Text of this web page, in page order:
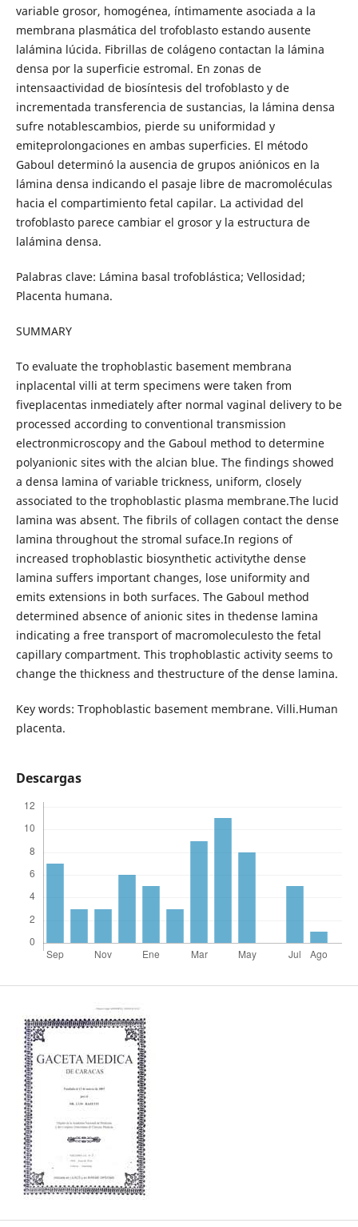
variable grosor, homogénea, íntimamente asociada a la
membrana plasmática del trofoblasto estando ausente
lalámina lúcida. Fibrillas de colágeno contactan la lámina
densa por la superficie estromal. En zonas de
intensaactividad de biosíntesis del trofoblasto y de
incrementada transferencia de sustancias, la lámina densa
sufre notablescambios, pierde su uniformidad y
emiteprolongaciones en ambas superficies. El método
Gaboul determinó la ausencia de grupos aniónicos en la
lámina densa indicando el pasaje libre de macromoléculas
hacia el compartimiento fetal capilar. La actividad del
trofoblasto parece cambiar el grosor y la estructura de
lalámina densa.
Palabras clave: Lámina basal trofoblástica; Vellosidad;
Placenta humana.
SUMMARY
To evaluate the trophoblastic basement membrana
inplacental villi at term specimens were taken from
fiveplacentas inmediately after normal vaginal delivery to be
processed according to conventional transmission
electronmicroscopy and the Gaboul method to determine
polyanionic sites with the alcian blue. The findings showed
a densa lamina of variable trickness, uniform, closely
associated to the trophoblastic plasma membrane.The lucid
lamina was absent. The fibrils of collagen contact the dense
lamina throughout the stromal suface.In regions of
increased trophoblastic biosynthetic activitythe dense
lamina suffers important changes, lose uniformity and
emits extensions in both surfaces. The Gaboul method
determined absence of anionic sites in thedense lamina
indicating a free transport of macromoleculesto the fetal
capillary compartment. This trophoblastic activity seems to
change the thickness and thestructure of the dense lamina.
Key words: Trophoblastic basement membrane. Villi.Human
placenta.
Descargas